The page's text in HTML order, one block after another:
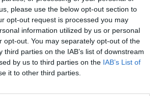
please use the below opt-out section to
opt-out request is processed you may
information utilized by us or personal
out. You may separately opt-out of the
parties on the IAB’s list of downstream
by us to third parties on the IAB’s List of
it to other third parties.
įsitvirtinti
neteisus
Laidos |